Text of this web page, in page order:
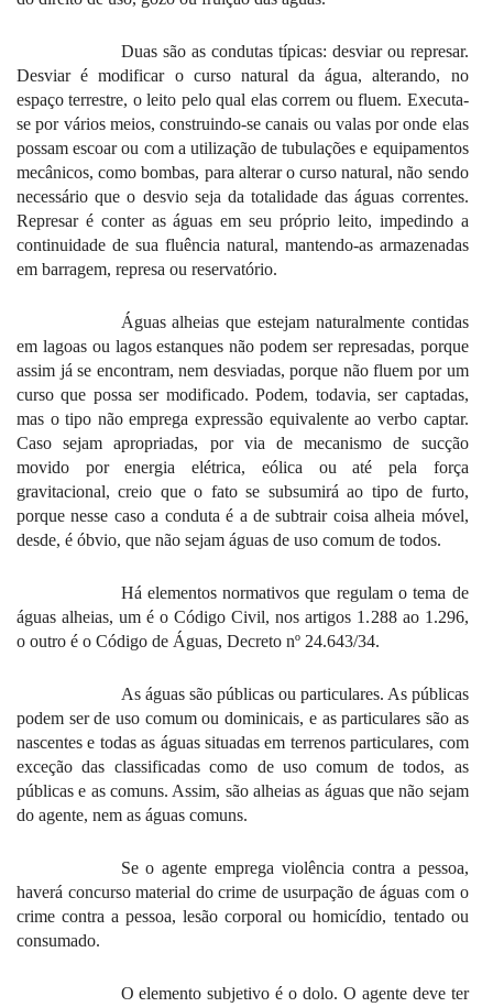
Duas são as condutas típicas: desviar ou represar.
Desviar é modificar o curso natural da água, alterando, no
espaço terrestre, o leito pelo qual elas correm ou fluem. Executa-
se por vários meios, construindo-se canais ou valas por onde elas
possam escoar ou com a utilização de tubulações e equipamentos
mecânicos, como bombas, para alterar o curso natural, não sendo
necessário que o desvio seja da totalidade das águas correntes.
Represar é conter as águas em seu próprio leito, impedindo a
continuidade de sua fluência natural, mantendo-as armazenadas
em barragem, represa ou reservatório.
Águas alheias que estejam naturalmente contidas
em lagoas ou lagos estanques não podem ser represadas, porque
assim já se encontram, nem desviadas, porque não fluem por um
curso que possa ser modificado. Podem, todavia, ser captadas,
mas o tipo não emprega expressão equivalente ao verbo captar.
Caso sejam apropriadas, por via de mecanismo de sucção
movido por energia elétrica, eólica ou até pela força
gravitacional, creio que o fato se subsumirá ao tipo de furto,
porque nesse caso a conduta é a de subtrair coisa alheia móvel,
desde, é óbvio, que não sejam águas de uso comum de todos.
Há elementos normativos que regulam o tema de
águas alheias, um é o Código Civil, nos artigos 1.288 ao 1.296,
o outro é o Código de Águas, Decreto nº 24.643/34.
As águas são públicas ou particulares. As públicas
podem ser de uso comum ou dominicais, e as particulares são as
nascentes e todas as águas situadas em terrenos particulares, com
exceção das classificadas como de uso comum de todos, as
públicas e as comuns. Assim, são alheias as águas que não sejam
do agente, nem as águas comuns.
Se o agente emprega violência contra a pessoa,
haverá concurso material do crime de usurpação de águas com o
crime contra a pessoa, lesão corporal ou homicídio, tentado ou
consumado.
O elemento subjetivo é o dolo. O agente deve ter